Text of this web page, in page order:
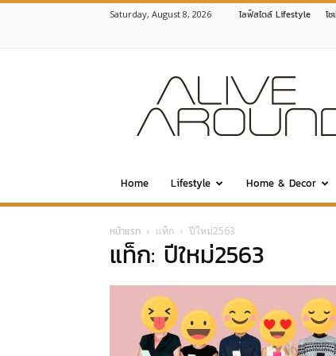
Saturday, August 8, 2026 ไลฟ์สไตล์ Lifestyle โ
www.alivearound.com
Home Lifestyle Home & Decor
หน้าแรก แท็ก ปีใหม่2563
แท็ก: ปีใหม่2563